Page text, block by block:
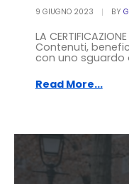
9 GIUGNO 2023 BY
LA
Contenuti,
con uno sguardo
Read More...